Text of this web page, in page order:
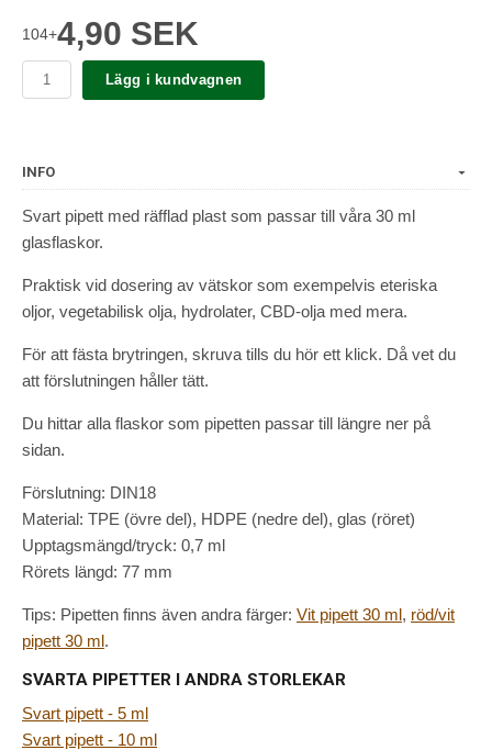
104+4,90 SEK
Lägg i kundvagnen
INFO
Svart pipett med räfflad plast som passar till våra 30 ml
glasflaskor.
Praktisk vid dosering av vätskor som exempelvis eteriska
oljor, vegetabilisk olja, hydrolater, CBD-olja med mera.
För att fästa brytringen, skruva tills du hör ett klick. Då vet du
att förslutningen håller tätt.
Du hittar alla flaskor som pipetten passar till längre ner på
sidan.
Förslutning: DIN18
Material: TPE (övre del), HDPE (nedre del), glas (röret)
Upptagsmängd/tryck: 0,7 ml
Rörets längd: 77 mm
Tips: Pipetten finns även andra färger: Vit pipett 30 ml, röd/vit
pipett 30 ml.
SVARTA PIPETTER I ANDRA STORLEKAR
Svart pipett - 5 ml
Svart pipett - 10 ml